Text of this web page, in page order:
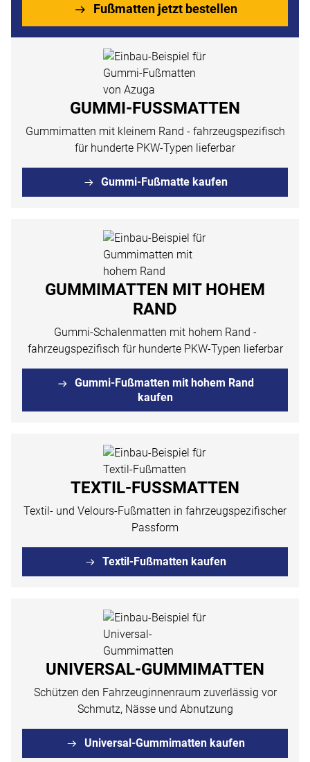
Fußmatten jetzt bestellen
GUMMI-FUSSMATTEN
Gummimatten mit kleinem Rand - fahrzeugspezifisch
für hunderte PKW-Typen lieferbar
Gummi-Fußmatte kaufen
GUMMIMATTEN MIT HOHEM
RAND
Gummi-Schalenmatten mit hohem Rand -
fahrzeugspezifisch für hunderte PKW-Typen lieferbar
Gummi-Fußmatten mit hohem Rand
kaufen
TEXTIL-FUSSMATTEN
Textil- und Velours-Fußmatten in fahrzeugspezifischer
Passform
Textil-Fußmatten kaufen
UNIVERSAL-GUMMIMATTEN
Schützen den Fahrzeuginnenraum zuverlässig vor
Schmutz, Nässe und Abnutzung
Universal-Gummimatten kaufen